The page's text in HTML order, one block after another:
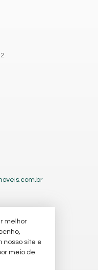
melhor
nosso site e
meio de